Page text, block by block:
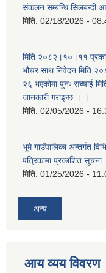
संकलन सम्बन्धि सिलबन्दी
मिति: 02/18/2026 -
मिति २०८२।१०।११
भौचर साथ निवेदन मिति
२६ भएकोमा पुनः सच्याई
जानकारी गराइन्छ । ।
मिति: 02/05/2026 -
भूमे गाउँपालिका अन्तर्गत
पत्रिकामा प्रकाशित सूचना
मिति: 01/25/2026 -
अन्य
आय व्यय विवरण